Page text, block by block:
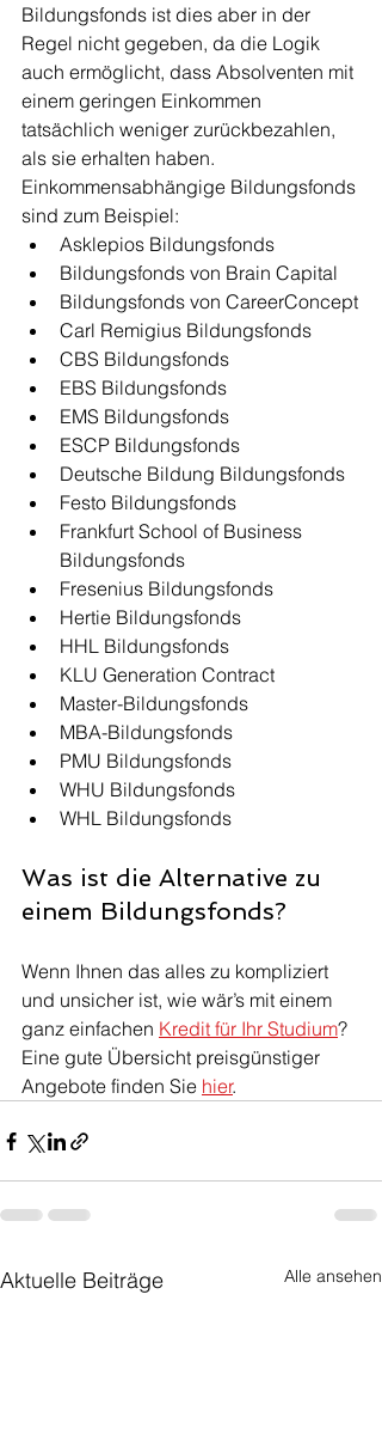
Bildungsfonds ist dies aber in der
Regel nicht gegeben, da die Logik
auch ermöglicht, dass Absolventen mit
einem geringen Einkommen
tatsächlich weniger zurückbezahlen,
als sie erhalten haben.
Einkommensabhängige Bildungsfonds
sind zum Beispiel:
Asklepios Bildungsfonds
Bildungsfonds von Brain Capital
Bildungsfonds von CareerConcept
Carl Remigius Bildungsfonds
CBS Bildungsfonds
EBS Bildungsfonds
EMS Bildungsfonds
ESCP Bildungsfonds
Deutsche Bildung Bildungsfonds
Festo Bildungsfonds
Frankfurt School of Business
Bildungsfonds
Fresenius Bildungsfonds
Hertie Bildungsfonds
HHL Bildungsfonds
KLU Generation Contract
Master-Bildungsfonds
MBA-Bildungsfonds
PMU Bildungsfonds
WHU Bildungsfonds
WHL Bildungsfonds
Was ist die Alternative zu
einem Bildungsfonds?
Wenn Ihnen das alles zu kompliziert
und unsicher ist, wie wär’s mit einem
ganz einfachen Kredit für Ihr Studium?
Eine gute Übersicht preisgünstiger
Angebote finden Sie hier.
Aktuelle Beiträge Alle ansehen